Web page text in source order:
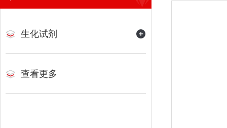
生化试剂
查看更多